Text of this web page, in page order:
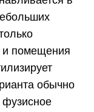
и помещения
обычно
фузисное